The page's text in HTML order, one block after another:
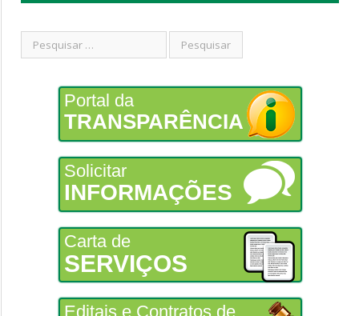
Portal da
TRANSPARÊNCIA
Solicitar
INFORMAÇÕES
Carta de
SERVIÇOS
Editais e Contratos de